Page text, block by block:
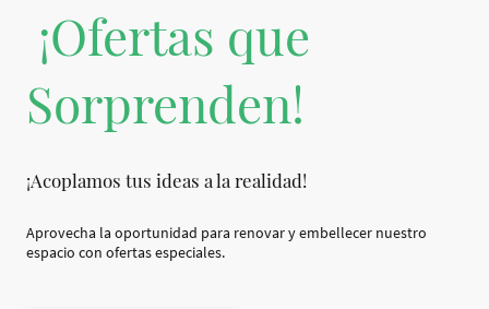
¡Ofertas que
Sorprenden!
¡Acoplamos tus ideas a la realidad!
Aprovecha la oportunidad para renovar y embellecer nuestro
espacio con ofertas especiales.